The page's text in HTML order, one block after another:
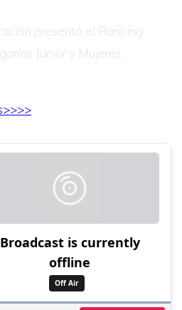
presentó el Ranking
Junior y Mujeres